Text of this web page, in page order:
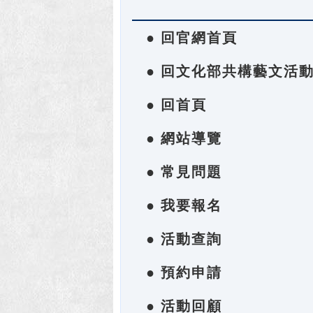
● 回官網首頁
● 回文化部共構藝文活
● 回首頁
● 網站導覽
● 常見問題
● 我要報名
● 活動查詢
● 預約申請
● 活動回顧